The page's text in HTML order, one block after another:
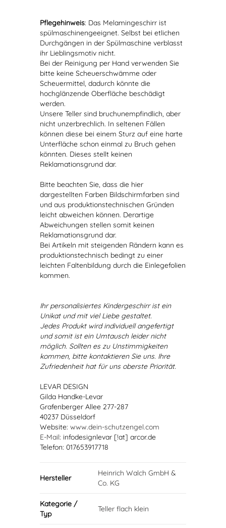
Pflegehinweis: Das Melamingeschirr ist
spülmaschinengeeignet. Selbst bei etlichen
Durchgängen in der Spülmaschine verblasst
ihr Lieblingsmotiv nicht.
Bei der Reinigung per Hand verwenden Sie
bitte keine Scheuerschwämme oder
Scheuermittel, dadurch könnte die
hochglänzende Oberfläche beschädigt
werden.
Unsere Teller sind bruchunempfindlich, aber
nicht unzerbrechlich. In seltenen Fällen
können diese bei einem Sturz auf eine harte
Unterfläche schon einmal zu Bruch gehen
könnten. Dieses stellt keinen
Reklamationsgrund dar.
Bitte beachten Sie, dass die hier
dargestellten Farben Bildschirmfarben sind
und aus produktionstechnischen Gründen
leicht abweichen können. Derartige
Abweichungen stellen somit keinen
Reklamationsgrund dar.
Bei Artikeln mit steigenden Rändern kann es
produktionstechnisch bedingt zu einer
leichten Faltenbildung durch die Einlegefolien
kommen.
Ihr personalisiertes Kindergeschirr ist ein
Unikat und mit viel Liebe gestaltet.
Jedes Produkt wird individuell angefertigt
und somit ist ein Umtausch leider nicht
möglich. Sollten es zu Unstimmigkeiten
kommen, bitte kontaktieren Sie uns. Ihre
Zufriedenheit hat für uns oberste Priorität.
LEVAR DESIGN
Gilda Handke-Levar
Grafenberger Allee 277-287
40237 Düsseldorf
Website: www.dein-schutzengel.com
E-Mail: infodesignlevar [!at] arcor.de
Telefon: 017653917718
Hersteller
Heinrich Walch GmbH &
Co. KG
Kategorie /
Typ
Teller flach klein